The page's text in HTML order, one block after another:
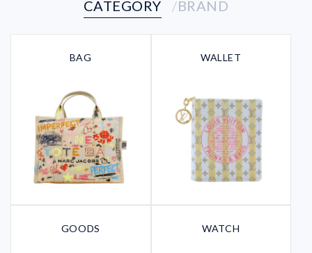
CATEGORY BRAND
BAG WALLET
GOODS WATCH